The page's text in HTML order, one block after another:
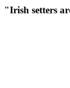
"Irish setters